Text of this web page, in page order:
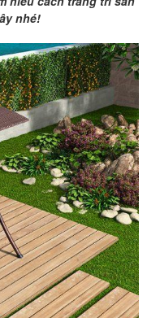
nhé!